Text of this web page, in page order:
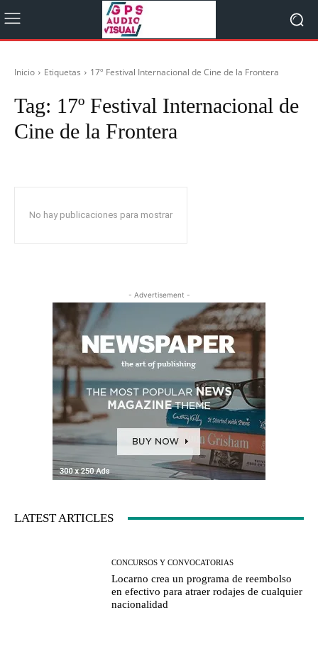
Inicio Etiquetas 17º Festival Internacional de Cine de la Frontera
Tag: 17º Festival Internacional de
Cine de la Frontera
No hay publicaciones para mostrar
- Advertisement -
LATEST ARTICLES
CONCURSOS Y CONVOCATORIAS
Locarno crea un programa de reembolso
en efectivo para atraer rodajes de cualquier
nacionalidad